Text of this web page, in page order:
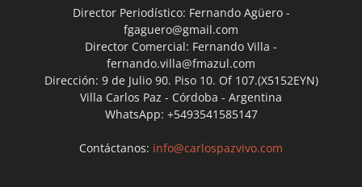
Director Periodístico: Fernando Agüero -
fgaguero@gmail.com
Director Comercial: Fernando Villa -
fernando.villa@fmazul.com
Dirección: 9 de Julio 90. Piso 10. Of 107.(X5152EYN)
Villa Carlos Paz - Córdoba - Argentina
WhatsApp: +5493541585147
Contáctanos: info@carlospazvivo.com